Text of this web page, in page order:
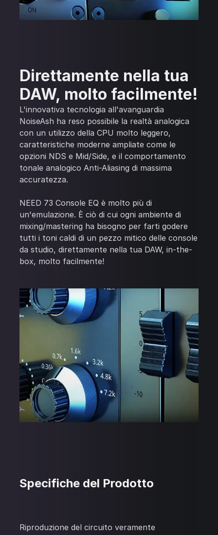
Direttamente nella tua
DAW, molto facilmente!
L'innovativa tecnologia all'avanguardia
NoiseAsh ha reso possibile la realtà analogica
con un utilizzo della CPU molto leggero,
caratteristiche moderne ampliate come le
opzioni NDS e Mid/Side, e il comportamento
tonale analogico Anti-Aliasing di massima
accuratezza.
NEED 73 Console EQ è molto più di
un'emulazione. È ciò di cui ogni ambiente di
mixing/mastering ha bisogno per farti godere
tutti i toni caldi di un pezzo mitico delle console
da studio, direttamente nella tua DAW, in-the-
box, molto facilmente!
Specifiche del Prodotto
Riproduzione del circuito veramente